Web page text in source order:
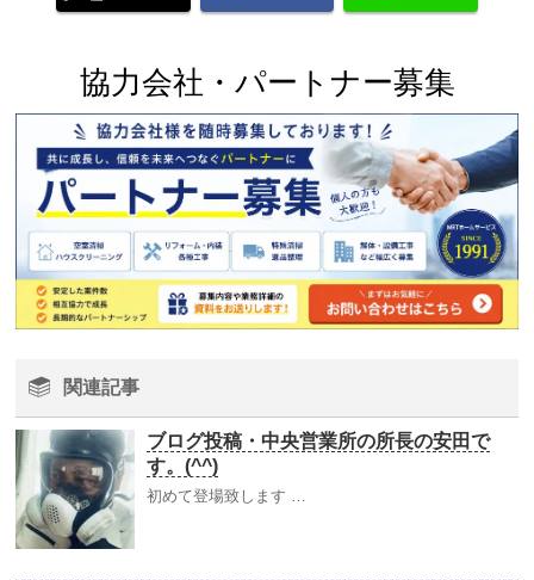
協力会社・パートナー募集
関連記事
ブログ投稿・中央営業所の所長の安田で
す。(^^)
初めて登場致します …